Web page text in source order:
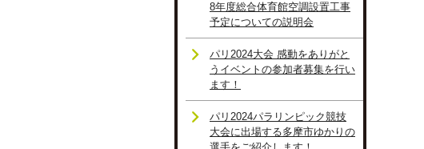
8年度総合体育館空調設置工事
予定についての説明会
パリ2024大会 感動をありがと
うイベントの参加者募集を行い
ます！
パリ2024パラリンピック競技
大会に出場する多摩市ゆかりの